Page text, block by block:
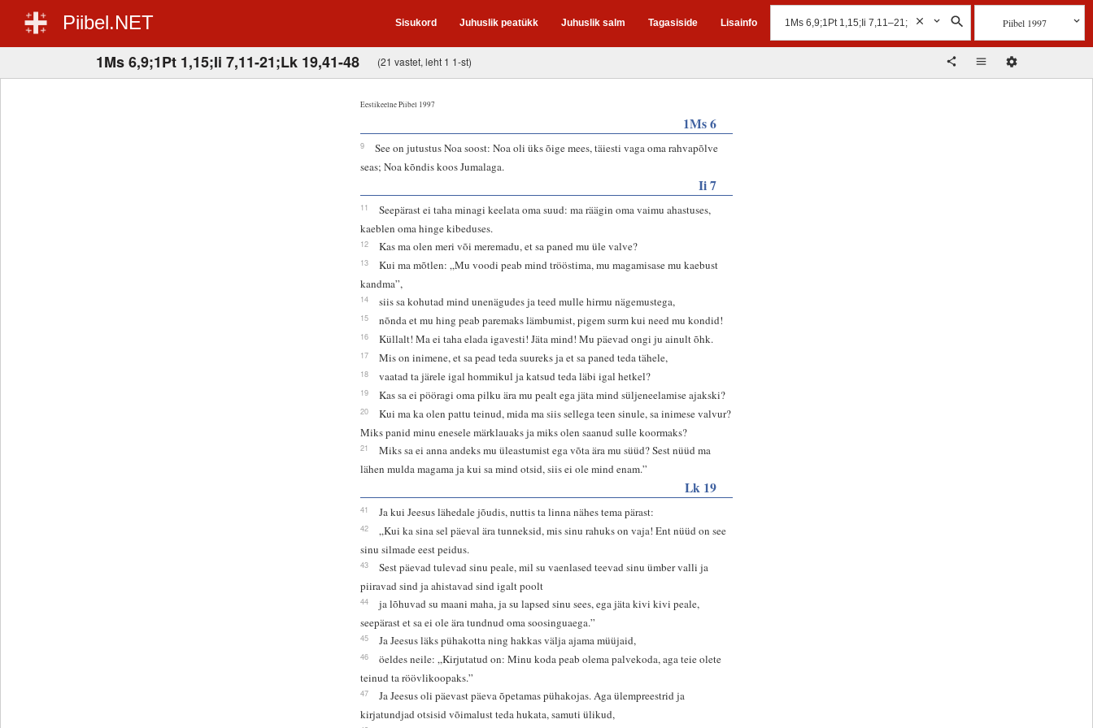
Piibel.NET Sisukord Juhuslik peatükk Juhuslik salm Tagasiside Lisainfo Piibel 1997
1Ms 6,9;1Pt 1,15;Ii 7,11-21;Lk 19,41-48 (21 vastet, leht 1 1-st)
Eestikeelne Piibel 1997
1Ms 6
9
See on jutustus Noa soost: Noa oli üks õige mees, täiesti vaga oma rahvapõlve
seas; Noa kõndis koos Jumalaga.
Ii 7
11
Seepärast ei taha minagi keelata oma suud: ma räägin oma vaimu ahastuses,
kaeblen oma hinge kibeduses.
12 Kas ma olen meri või meremadu, et sa paned mu üle valve?
13
Kui ma mõtlen: „Mu voodi peab mind trööstima, mu magamisase mu kaebust
kandma”,
14 siis sa kohutad mind unenägudes ja teed mulle hirmu nägemustega,
15 nõnda et mu hing peab paremaks lämbumist, pigem surm kui need mu kondid!
16 Küllalt! Ma ei taha elada igavesti! Jäta mind! Mu päevad ongi ju ainult õhk.
17 Mis on inimene, et sa pead teda suureks ja et sa paned teda tähele,
18 vaatad ta järele igal hommikul ja katsud teda läbi igal hetkel?
19 Kas sa ei pööragi oma pilku ära mu pealt ega jäta mind süljeneelamise ajakski?
20
Kui ma ka olen pattu teinud, mida ma siis sellega teen sinule, sa inimese valvur?
Miks panid minu enesele märklauaks ja miks olen saanud sulle koormaks?
21
Miks sa ei anna andeks mu üleastumist ega võta ära mu süüd? Sest nüüd ma
lähen mulda magama ja kui sa mind otsid, siis ei ole mind enam.”
Lk 19
41 Ja kui Jeesus lähedale jõudis, nuttis ta linna nähes tema pärast:
42
„Kui ka sina sel päeval ära tunneksid, mis sinu rahuks on vaja! Ent nüüd on see
sinu silmade eest peidus.
43
Sest päevad tulevad sinu peale, mil su vaenlased teevad sinu ümber valli ja
piiravad sind ja ahistavad sind igalt poolt
44
ja lõhuvad su maani maha, ja su lapsed sinu sees, ega jäta kivi kivi peale,
seepärast et sa ei ole ära tundnud oma soosinguaega.”
45 Ja Jeesus läks pühakotta ning hakkas välja ajama müüjaid,
46
öeldes neile: „Kirjutatud on: Minu koda peab olema palvekoda, aga teie olete
teinud ta röövlikoopaks.”
47
Ja Jeesus oli päevast päeva õpetamas pühakojas. Aga ülempreestrid ja
kirjatundjad otsisid võimalust teda hukata, samuti ülikud,